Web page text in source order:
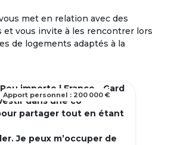
met en relation avec des
et vous invite à les rencontrer lors
de logements adaptés à la
importe | France - Gard
dans une co
partager tout en étant
Je peux m’occuper de
Apport personnel : 200 000 €